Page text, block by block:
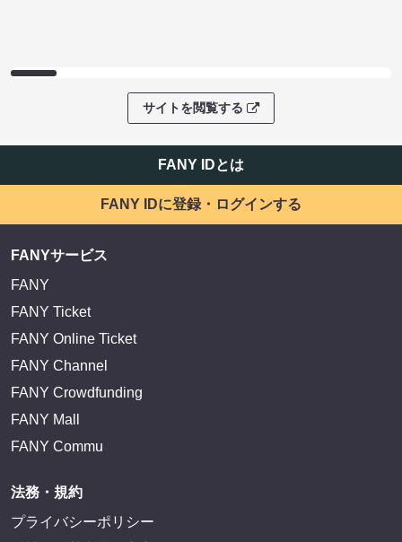
サイトを閲覧する
FANY IDとは
FANY IDに登録・ログインする
FANYサービス
FANY
FANY Ticket
FANY Online Ticket
FANY Channel
FANY Crowdfunding
FANY Mall
FANY Commu
法務・規約
プライバシーポリシー